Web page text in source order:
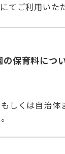
てご利用いた
の保育料につ
しくは自治体